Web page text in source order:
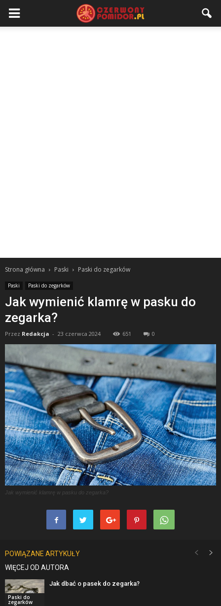
Strona główna Paski Paski do zegarków
Paski Paski do zegarków
Jak wymienić klamrę w pasku do
zegarka?
Przez Redakcja - 23 czerwca 2024 651 0
Jak wymienić klamrę w pasku do zegarka?
POWIĄZANE ARTYKUŁY
WIĘCEJ OD AUTORA
Paski do
zegarków
Jak dbać o pasek do zegarka?